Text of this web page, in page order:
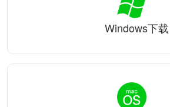
Windows下载